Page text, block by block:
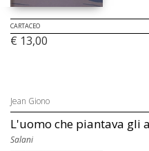
CARTACEO
€ 13,00
Jean Giono
L'uomo che piantava gli
Salani